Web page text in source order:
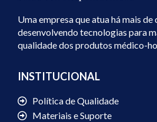
Uma empresa que atua há mais de
desenvolvendo tecnologias para
qualidade dos produtos médico-
INSTITUCIONAL
Política de Qualidade
Materiais e Suporte